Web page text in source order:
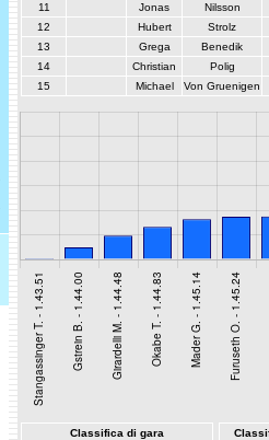
11
Jonas
Nilsson
12
Hubert
Strolz
13
Grega
Benedik
14
Christian
Polig
15
Michael Von Gruenigen
Classifica di gara